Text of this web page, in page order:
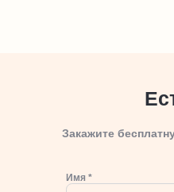
Закажите
Имя *